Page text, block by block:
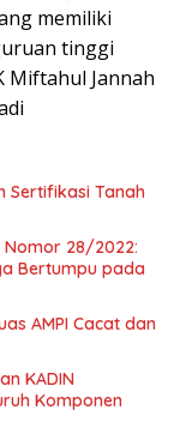
memiliki
tinggi
Miftahul Jannah
Sertifikasi Tanah
Nomor 28/2022:
Bertumpu pada
AMPI Cacat dan
KADIN
Komponen